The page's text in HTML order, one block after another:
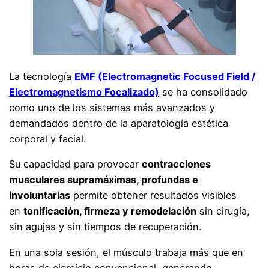
La tecnología EMF (Electromagnetic Focused Field /
Electromagnetismo Focalizado) se ha consolidado
como uno de los sistemas más avanzados y
demandados dentro de la aparatología estética
corporal y facial.
Su capacidad para provocarcontracciones
musculares supramáximas, profundas e
involuntarias permite obtener resultados visibles
entonificación, firmeza y remodelación sin cirugía,
sin agujas y sin tiempos de recuperación.
En una sola sesión, el músculo trabaja más que en